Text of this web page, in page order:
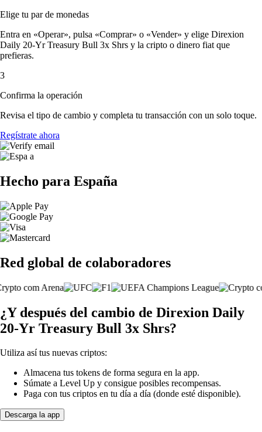
Elige tu par de monedas
Entra en «Operar», pulsa «Comprar» o «Vender» y elige Direxion
Daily 20-Yr Treasury Bull 3x Shrs y la cripto o dinero fiat que
prefieras.
3
Confirma la operación
Revisa el tipo de cambio y completa tu transacción con un solo toque.
Regístrate ahora
Hecho para España
Red global de colaboradores
¿Y después del cambio de Direxion Daily
20-Yr Treasury Bull 3x Shrs?
Utiliza así tus nuevas criptos:
Almacena tus tokens de forma segura en la app.
Súmate a Level Up y consigue posibles recompensas.
Paga con tus criptos en tu día a día (donde esté disponible).
Descarga la app